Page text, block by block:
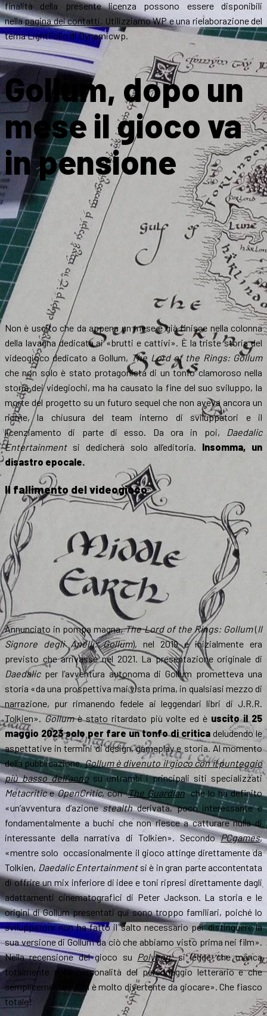
finalità della presente licenza possono essere disponibili
nellapagina dei contatti. Utilizziamo WP e una rielaborazione del
tema LightFolio di Dynamicwp.
Gollum, dopo un
mese il gioco va
in pensione
Non è uscito che da appena un mese e già finisce nella colonna
della lavagna dedicata ai «brutti e cattivi». È la triste storia del
videogioco dedicato a Gollum, The Lord of the Rings: Gollum
che non solo è stato protagonista di un tonfo clamoroso nella
storia dei videgiochi, ma ha causato la fine del suo sviluppo, la
morte del progetto su un futuro sequel che non aveva ancora un
nome, la chiusura del team interno di sviluppatori e il
licenziamento di parte di esso. Da ora in poi,
Daedalic
Entertainment si dedicherà solo all’editoria. Insomma, un
disastro epocale.
Il fallimento del videogioco
Annunciato in pompa magna,The Lord of the Rings: Gollum(Il
Signore degli Anelli: Gollum), nel 2019 e inizialmente era
previsto che arrivasse nel 2021. La presentazione originale di
Daedalicper l’avventura autonoma di Gollum prometteva una
storia «da una prospettiva mai vista prima, in qualsiasi mezzo di
narrazione, pur rimanendo fedele ai leggendari libri di J.R.R.
Tolkien». Gollumè stato ritardato più volte ed è uscito il 25
maggio 2023 solo per fare un tonfo di critica deludendo le
aspettative in termini di design, gameplay e storia. Al momento
della pubblicazione,Gollum è divenuto il gioco con il punteggio
più basso dell’annosu entrambi i principali siti specializzati
MetacriticeOpenCritic, conThe Guardianche lo ha definito
«un’avventura d’azionestealthderivata, poco interessante e
fondamentalmente a buchi che non riesce a catturare nulla di
interessante della narrativa di Tolkien». SecondoPCgames,
«mentre solo occasionalmente il gioco attinge direttamente da
Tolkien, Daedalic Entertainmentsi è in gran parte accontentata
di offrire un mix inferiore di idee e toni ripresi direttamente dagli
adattamenti cinematografici di Peter Jackson. La storia e le
origini di Gollum presentati qui sono troppo familiari, poiché lo
sviluppatore non ha fatto il salto necessario per distinguere la
sua versione di Gollum da ciò che abbiamo visto prima nei film».
Nella recensione del gioco su Polygon, si legge che manca
totalmente della personalità del personaggio letterario e che
semplicemente «non è molto divertente da giocare». Che fiasco
totale!